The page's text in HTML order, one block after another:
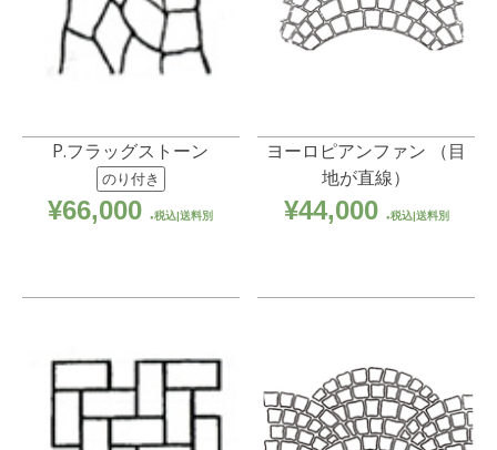
P.フラッグストーン
のり付き
¥66,000 税込|送料別
ヨーロピアンファン （目
地が直線）
¥44,000 税込|送料別